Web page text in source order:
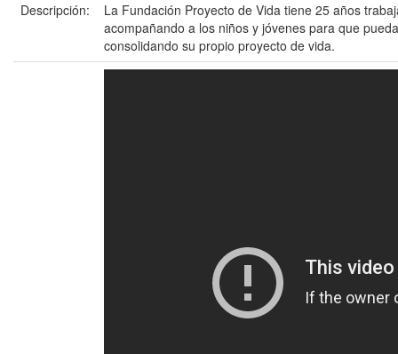
Descripción:
La Fundación Proyecto de Vida tiene 25 años
acompañando a los niños y jóvenes para que
consolidando su propio proyecto de vida.